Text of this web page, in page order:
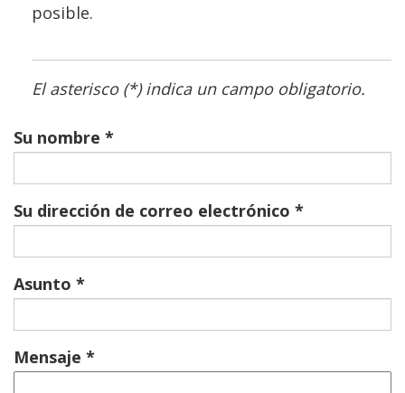
posible.
El asterisco (*) indica un campo obligatorio.
Su nombre
Su dirección de correo electrónico
Asunto
Mensaje